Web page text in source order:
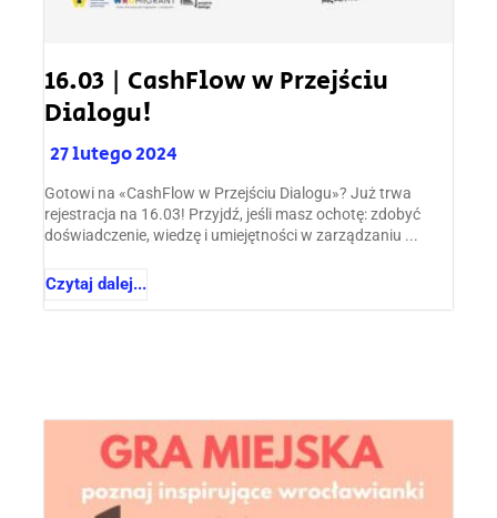
16.03 | CashFlow w Przejściu
Dialogu!
27 lutego 2024
Gotowi na «CashFlow w Przejściu Dialogu»? Już trwa
rejestracja na 16.03! Przyjdź, jeśli masz ochotę: zdobyć
doświadczenie, wiedzę i umiejętności w zarządzaniu ...
Czytaj dalej...